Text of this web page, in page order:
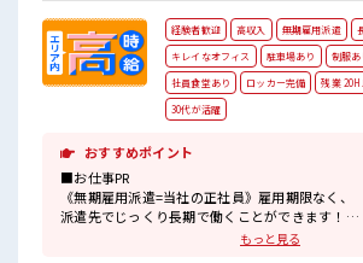
経験者歓迎 高収入 無期雇用派遣
キレイなオフィス
駐車場あり 制服あ
社員食堂あり
ロッカー完備 残業 20H
30代が活躍
おすすめポイント
■お仕事PR
《無期雇用派遣=当社の正社員》雇用期限なく、
派遣先でじっくり長期で働くことができます！
しっかりとスキルアップを図れる最高のチャンス！
もっと見る